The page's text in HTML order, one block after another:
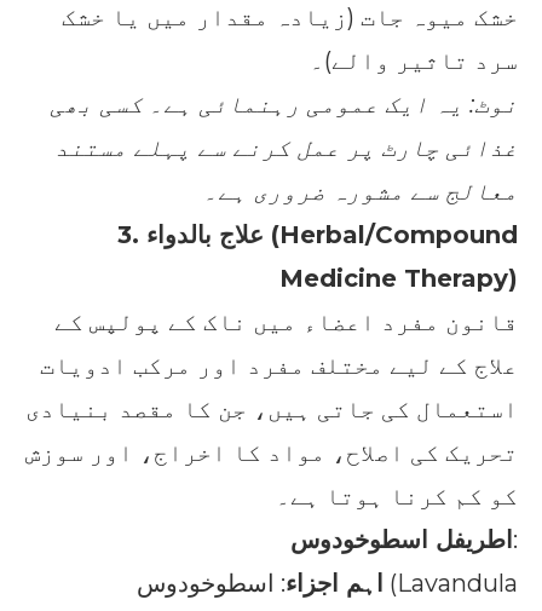
خشک میوہ جات (زیادہ مقدار میں یا خشک
سرد تاثیر والے)۔
نوٹ: یہ ایک عمومی رہنمائی ہے۔ کسی بھی
غذائی چارٹ پر عمل کرنے سے پہلے مستند
معالج سے مشورہ ضروری ہے۔
3. علاج بالدواء (Herbal/Compound
Medicine Therapy)
قانون مفرد اعضاء میں ناک کے پولپس کے
علاج کے لیے مختلف مفرد اور مرکب ادویات
استعمال کی جاتی ہیں، جن کا مقصد بنیادی
تحریک کی اصلاح، مواد کا اخراج، اور سوزش
کو کم کرنا ہوتا ہے۔
اطریفل اسطوخودوس :
اہم اجزاء: اسطوخودوس (Lavandula